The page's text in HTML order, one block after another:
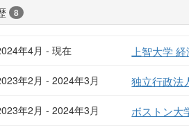
8
年4月 - 現在 上智大学
年2月 - 2024年3月 独立行政法
年2月 - 2024年3月 ボストン大